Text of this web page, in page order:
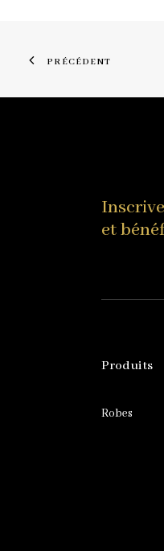
PRÉCÉDENT
et
Produits
Robes